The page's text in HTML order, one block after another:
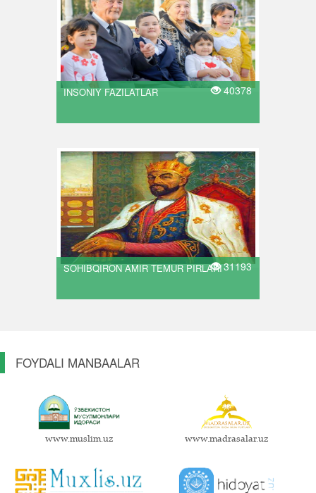
INSONIY FAZILATLAR 40378
SOHIBQIRON AMIR TEMUR PIRLARI31193
FOYDALI MANBAALAR
www.muslim.uz www.madrasalar.uz